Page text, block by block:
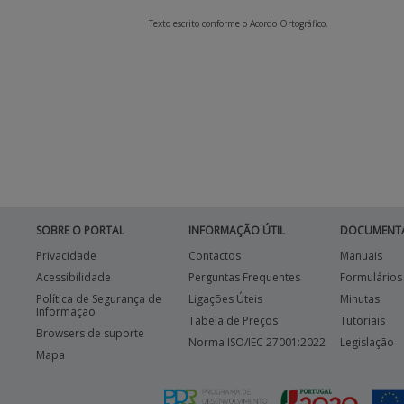
Texto escrito conforme o Acordo Ortográfico.
SOBRE O PORTAL
Privacidade
Acessibilidade
Política de Segurança de
Informação
Browsers de suporte
Mapa
INFORMAÇÃO ÚTIL
Contactos
Perguntas Frequentes
Ligações Úteis
Tabela de Preços
Norma ISO/IEC 27001:2022
Manuais
Formulários
Minutas
Tutoriais
Legislação